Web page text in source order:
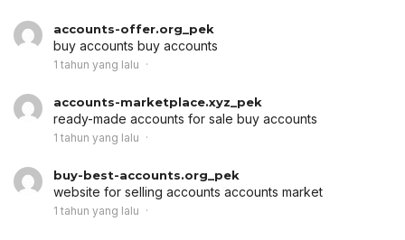
accounts-offer.org_pek
buy accounts buy accounts
1 tahun yang lalu
accounts-marketplace.xyz_pek
ready-made accounts for sale buy accounts
1 tahun yang lalu
buy-best-accounts.org_pek
website for selling accounts accounts market
1 tahun yang lalu